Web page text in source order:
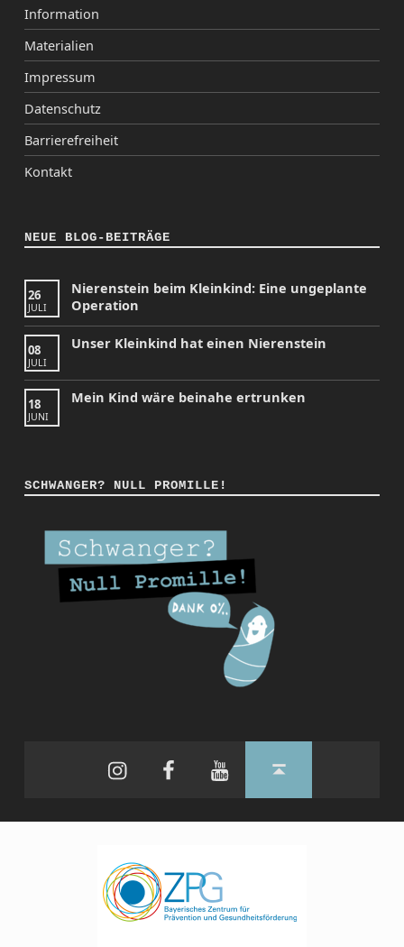
Information
Materialien
Impressum
Datenschutz
Barrierefreiheit
Kontakt
NEUE BLOG-BEITRÄGE
26
JULI
Nierenstein beim Kleinkind: Eine ungeplante
Operation
08
JULI
Unser Kleinkind hat einen Nierenstein
18
JUNI
Mein Kind wäre beinahe ertrunken
SCHWANGER? NULL PROMILLE!
FacebookYouTubeBack to top ↑